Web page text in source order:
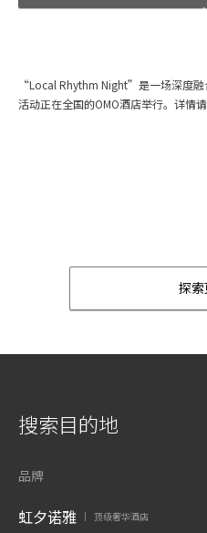
“Local Rhythm Night”是一场深度
活动正在全国的OMO酒店举行。详情
探
搜索目的地
品牌
虹夕诺雅 顶级奢华酒店